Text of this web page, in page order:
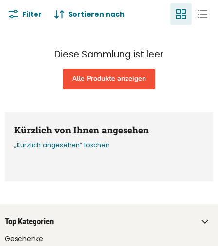
Filter Sortieren nach
Diese Sammlung ist leer
Alle Produkte anzeigen
Kürzlich von Ihnen angesehen
„Kürzlich angesehen“ löschen
Top Kategorien
Geschenke